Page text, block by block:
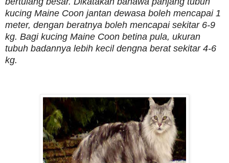
kucing Maine Coon jantan dewasa boleh mencapai 1
meter, dengan beratnya boleh mencapai sekitar 6-9
kg. Bagi kucing Maine Coon betina pula, ukuran
tubuh badannya lebih kecil dengna berat sekitar 4-6
kg.